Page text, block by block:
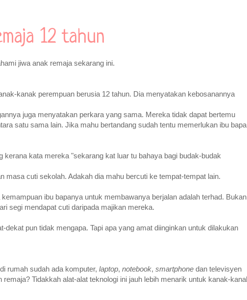
12 tahun
jiwa anak remaja sekarang ini.
kanak perempuan berusia 12 tahun. Dia menyatakan kebosanannya
juga menyatakan perkara yang sama. Mereka tidak dapat bertemu
satu sama lain. Jika mahu bertandang sudah tentu memerlukan ibu bapa
kerana kata mereka "sekarang kat luar tu bahaya bagi budak-budak
masa cuti sekolah. Adakah dia mahu bercuti ke tempat-tempat lain.
ibu bapanya untuk membawanya berjalan adalah terhad. Bukan
segi mendapat cuti daripada majikan mereka.
dekat pun tidak mengapa. Tapi apa yang amat diinginkan untuk dilakukan
rumah sudah ada komputer, laptop, notebook, smartphone dan televisyen
Tidakkah alat-alat teknologi ini jauh lebih menarik untuk kanak-